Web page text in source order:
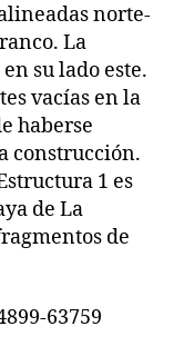
norte-
La
su lado este.
vacías en la
haberse
construcción.
1 es
de La
de
63759